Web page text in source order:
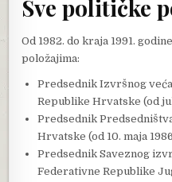
Sve političke
Od 1982. do kraja 1991.
položajima:
Predsednik Izvršnog
Republike Hrvatske (od
Predsednik
Hrvatske (od 10. maja
Predsednik Saveznog
Federativne Republike